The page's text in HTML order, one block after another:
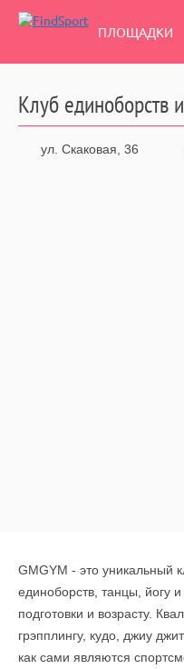
ПЛОЩАДКИ
Клуб единоборств
ул. Скаковая, 36
GMGYM - это уникальный
единоборств, танцы, йогу
подготовки и возрасту.
грэпплингу, кудо, джиу
как сами являются